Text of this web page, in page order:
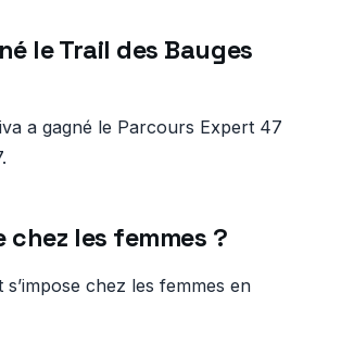
le Trail des Bauges
a gagné le Parcours Expert 47
chez les femmes ?
chez les femmes en